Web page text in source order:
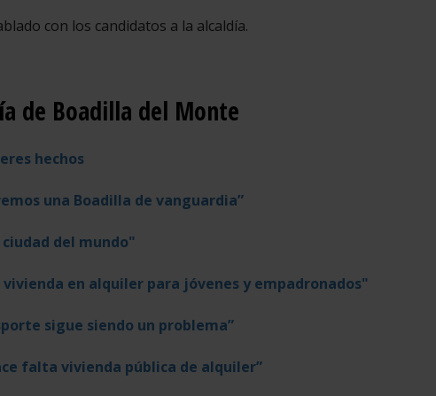
con los candidatos a la alcaldía.
de Boadilla del Monte
hechos
una Boadilla de vanguardia”
del mundo"
vivienda en alquiler para jóvenes y empadronados"
sigue siendo un problema”
falta vivienda pública de alquiler”